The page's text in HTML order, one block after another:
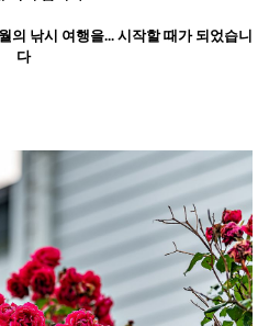
의 낚시 여행을... 시작할 때가 되었습니
다